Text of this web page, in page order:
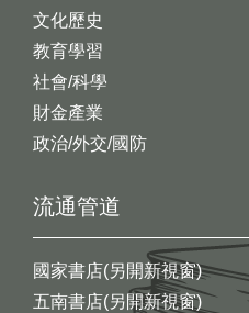
文化歷史
教育學習
社會/科學
財金產業
政治/外交/國防
流通管道
國家書店(另開新視窗)
五南書店(另開新視窗)